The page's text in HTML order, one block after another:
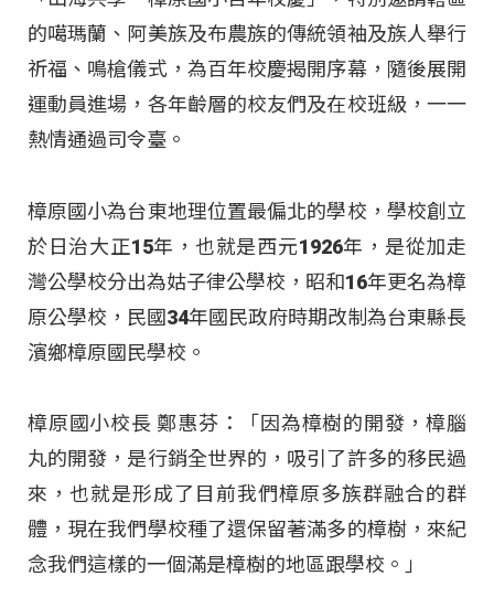
的噶瑪蘭、阿美族及布農族的傳統領袖及族人舉行
祈福、鳴槍儀式，為百年校慶揭開序幕，隨後展開
運動員進場，各年齡層的校友們及在校班級，一一
熱情通過司令臺。
樟原國小為台東地理位置最偏北的學校，學校創立
於日治大正15年，也就是西元1926年，是從加走
灣公學校分出為姑子律公學校，昭和16年更名為樟
原公學校，民國34年國民政府時期改制為台東縣長
濱鄉樟原國民學校。
樟原國小校長 鄭惠芬：「因為樟樹的開發，樟腦
丸的開發，是行銷全世界的，吸引了許多的移民過
來，也就是形成了目前我們樟原多族群融合的群
體，現在我們學校種了還保留著滿多的樟樹，來紀
念我們這樣的一個滿是樟樹的地區跟學校。」